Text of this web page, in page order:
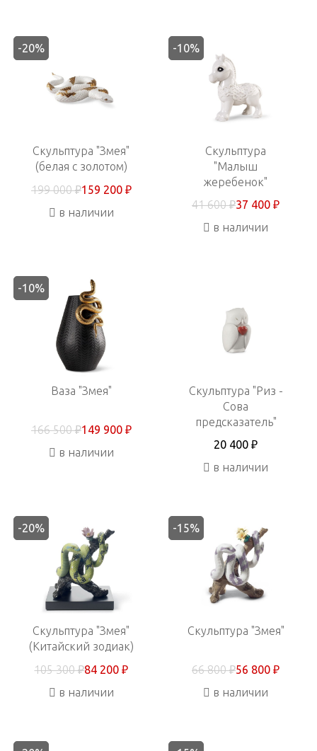
-20%
Скульптура "Змея"
(белая с золотом)
199 000 ₽159 200 ₽
в наличии
-10%
Скульптура
"Малыш
жеребенок"
41 600 ₽37 400 ₽
в наличии
-10%
Ваза "Змея"
166 500 ₽149 900 ₽
в наличии
Скульптура "Риз -
Сова
предсказатель"
20 400 ₽
в наличии
-20%
Скульптура "Змея"
(Китайский зодиак)
105 300 ₽84 200 ₽
в наличии
-15%
Скульптура "Змея"
66 800 ₽56 800 ₽
в наличии